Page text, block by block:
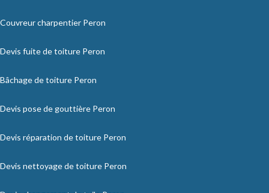
Couvreur charpentier Peron
Devis fuite de toiture Peron
Bâchage de toiture Peron
Devis pose de gouttière Peron
Devis réparation de toiture Peron
Devis nettoyage de toiture Peron